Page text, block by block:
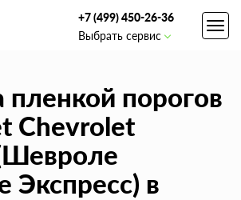
+7 (499) 450-26-36
Выбрать сервис
порогов
Chevrolet
Экспресс) в